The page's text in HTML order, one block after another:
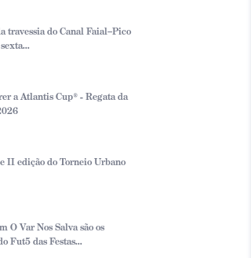
travessia do Canal Faial–Pico
a Atlantis Cup® - Regata da
II edição do Torneio Urbano
O Var Nos Salva são os
Fut5 das Festas...